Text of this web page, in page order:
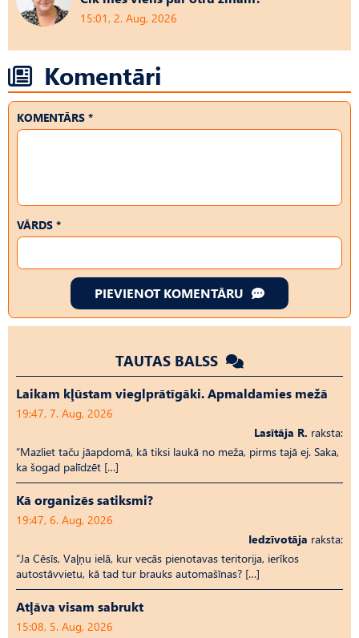
15:01, 2. Aug, 2026
Komentāri
KOMENTĀRS *
VĀRDS *
PIEVIENOT KOMENTĀRU
TAUTAS BALSS
Laikam kļūstam vieglprātīgāki. Apmaldamies mežā
19:47, 7. Aug, 2026
Lasītāja R. raksta:
“Mazliet taču jāapdomā, kā tiksi laukā no meža, pirms tajā ej. Saka,
ka šogad palīdzēt […]
Kā organizēs satiksmi?
19:47, 6. Aug, 2026
Iedzīvotāja raksta:
“Ja Cēsīs, Vaļņu ielā, kur vecās pienotavas teritorija, ierīkos
autostāvvietu, kā tad tur brauks automašīnas? […]
Atļāva visam sabrukt
15:08, 5. Aug, 2026